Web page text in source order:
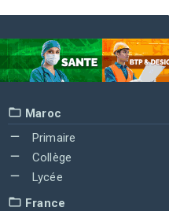
Maroc
Primaire
Collège
Lycée
France